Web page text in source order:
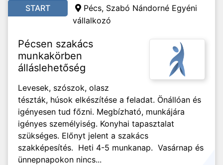
START Pécs, Szabó Nándorné Egyéni
vállalkozó
Pécsen szakács
munkakörben
álláslehetőség
Levesek, szószok, olasz
tészták, húsok elkészítése a feladat. Önállóan és
igényesen tud főzni. Megbízható, munkájára
igényes személyiség. Konyhai tapasztalat
szükséges. Előnyt jelent a szakács
szakképesítés. Heti 4-5 munkanap. Vasárnap és
ünnepnapokon nincs...